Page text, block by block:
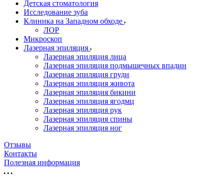
Детская стоматология
Исследование зуба
Клиника на Западном обходе
ЛОР
Микроскоп
Лазерная эпиляция
Лазерная эпиляция лица
Лазерная эпиляция подмышечных впадин
Лазерная эпиляция груди
Лазерная эпиляция живота
Лазерная эпиляция бикини
Лазерная эпиляция ягодмц
Лазерная эпиляция рук
Лазерная эпиляция спины
Лазерная эпиляция ног
Отзывы
Контакты
Полезная информация